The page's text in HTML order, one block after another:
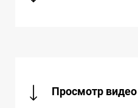
Просмотр видео